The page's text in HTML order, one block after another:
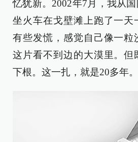
忆犹新。2002年7月，我从国
坐火车在戈壁滩上跑了一天
有些发慌，感觉自己像一粒
这片看不到边的大漠里。但
下根。这一扎，就是20多年。